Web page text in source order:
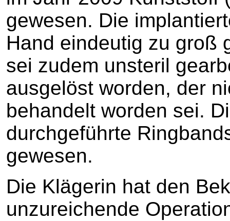
gewesen. Die
Hand eindeutig zu groß
sei zudem unsteril
ausgelöst worden, der
behandelt worden sei.
durchgeführte
gewesen.
Die Klägerin hat den
unzureichende